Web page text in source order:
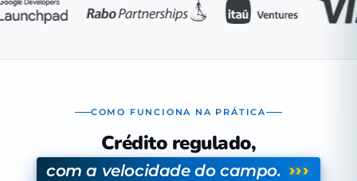
COMO FUNCIONA NA PRÁTICA
Crédito regulado,
com a velocidade do campo. ›››